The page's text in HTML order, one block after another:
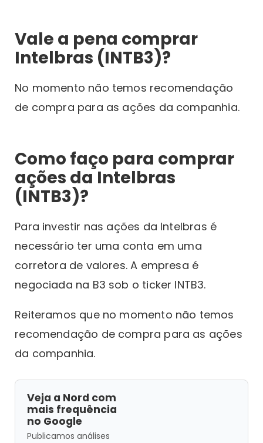
Vale a pena comprar
Intelbras (INTB3)?
No momento não temos recomendação
de compra para as ações da companhia.
Como faço para comprar
ações da Intelbras
(INTB3)?
Para investir nas ações da Intelbras é
necessário ter uma conta em uma
corretora de valores. A empresa é
negociada na B3 sob o ticker INTB3.
Reiteramos que no momento não temos
recomendação de compra para as ações
da companhia.
Veja a Nord com
mais frequência
no Google
Publicamos análises